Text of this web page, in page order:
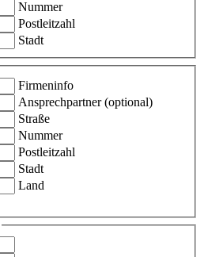
Nummer
Postleitzahl
Stadt
Firmeninfo
Ansprechpartner (optional)
Straße
Nummer
Postleitzahl
Stadt
Land